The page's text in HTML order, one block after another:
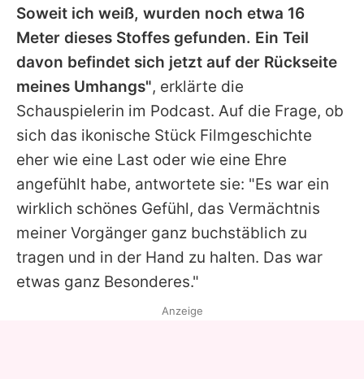
Soweit ich weiß, wurden noch etwa 16
Meter dieses Stoffes gefunden. Ein Teil
davon befindet sich jetzt auf der Rückseite
meines Umhangs", erklärte die
Schauspielerin im Podcast. Auf die Frage, ob
sich das ikonische Stück Filmgeschichte
eher wie eine Last oder wie eine Ehre
angefühlt habe, antwortete sie: "Es war ein
wirklich schönes Gefühl, das Vermächtnis
meiner Vorgänger ganz buchstäblich zu
tragen und in der Hand zu halten. Das war
etwas ganz Besonderes."
Anzeige